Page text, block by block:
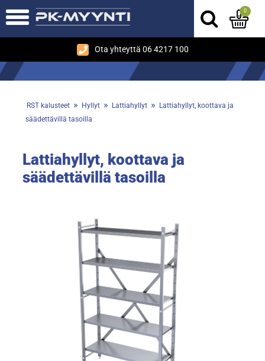
Ota yhteyttä 06 4217 100
0
RST kalusteet » Hyllyt » Lattiahyllyt »
Lattiahyllyt, koottava ja
säädettävillä tasoilla
Lattiahyllyt, koottava ja
säädettävillä tasoilla